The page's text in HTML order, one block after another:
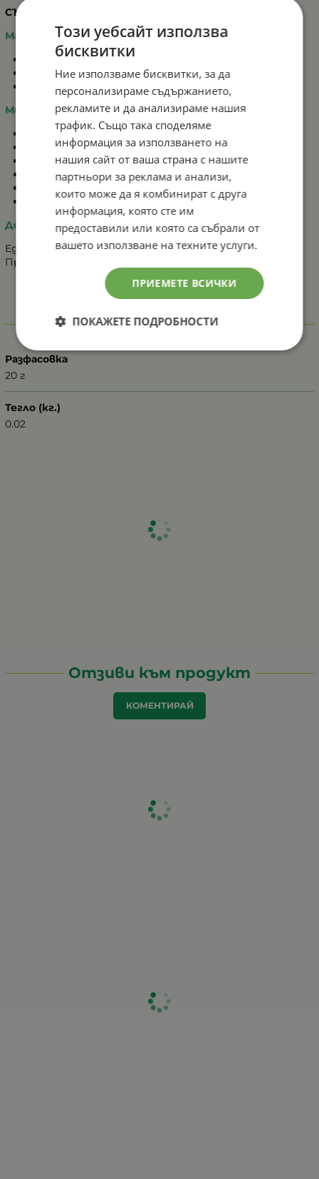
СЪСТАВ:
Макроелементи:
Азот - 30%
Фосфор - 10%
Калий - 10%
Микроелементи:
Бор - 0.02%
Желязо - 0.03%
Манган - 0.04%
Мед - 0.02%
Молибден - 0.001%
Цинк - 0.04%
Дози и приложение:
Една опаковка 20 гр е достатъчна за 10 литра вода
Прилага се листно на всеки 7 до 10 дни
Характеристики
Разфасовка
20 г
Тегло (кг.)
0.02
Отзиви към продукт
КОМЕНТИРАЙ
Този уебсайт използва
бисквитки
Ние използваме бисквитки, за да
персонализираме съдържанието,
рекламите и да анализираме нашия
трафик. Също така споделяме
информация за използването на
нашия сайт от ваша страна с нашите
партньори за реклама и анализи,
които може да я комбинират с друга
информация, която сте им
предоставили или която са събрали от
вашето използване на техните услуги.
ПРИЕМЕТЕ ВСИЧКИ
ПОКАЖЕТЕ ПОДРОБНОСТИ